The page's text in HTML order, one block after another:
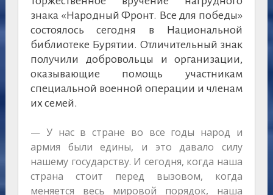
знака «Народный Фронт. Все для победы»
состоялось сегодня в Национальной
библиотеке Бурятии. Отличительный знак
получили добровольцы и организации,
оказывающие помощь участникам
специальной военной операции и членам
их семей.
— У нас в стране во все годы народ и
армия были едины, и это давало силу
нашему государству. И сегодня, когда наша
страна стоит перед вызовом, когда
меняется весь мировой порядок, наша